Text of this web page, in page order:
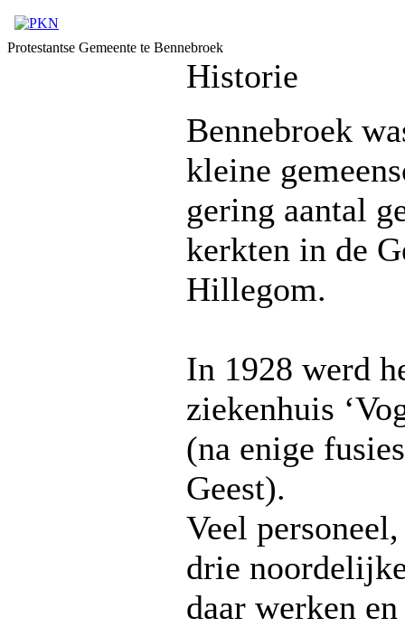
Protestantse Gemeente te Bennebroek
Historie
Bennebroek
kleine
gering aantal
kerkten in de
Hillegom.
In 1928 werd
ziekenhuis
(na enige
Geest).
Veel
drie
daar werken